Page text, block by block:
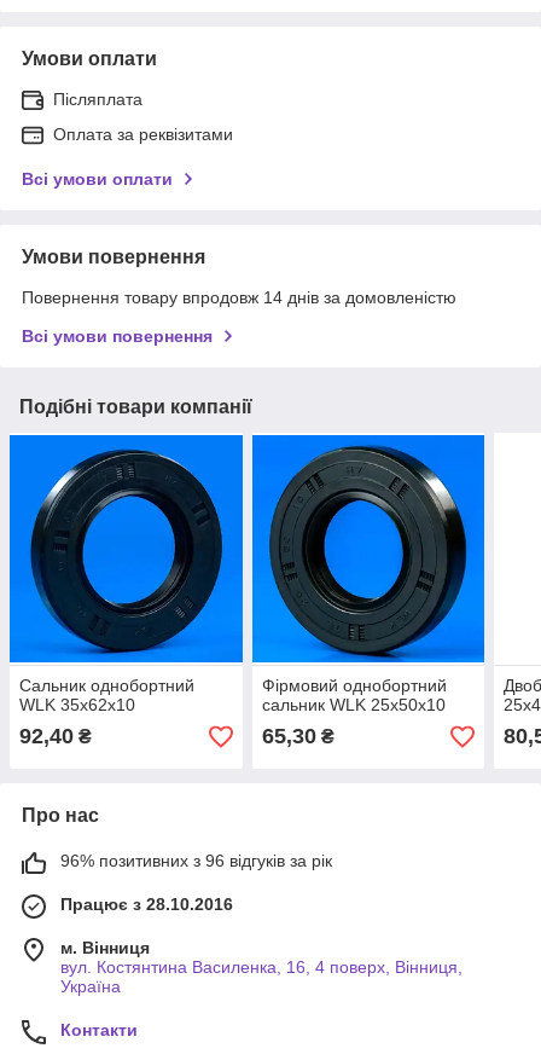
Умови оплати
Післяплата
Оплата за реквізитами
Всі умови оплати
Умови повернення
Повернення товару впродовж 14 днів за домовленістю
Всі умови повернення
Подібні товари компанії
Сальник однобортний
WLK 35х62х10
92,40 ₴
Фірмовий однобортний
сальник WLK 25х50х10
65,30₴
Про нас
96% позитивних з 96 відгуків за рік
Працює з 28.10.2016
м. Вінниця
вул. Костянтина Василенка, 16, 4 поверх, Вінниця,
Україна
Контакти